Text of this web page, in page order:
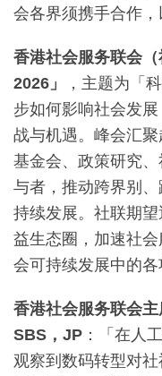
会各界须携手合作，
香港社会服务联会（
2026 」
，主题为「
步如何影响社会发
战与机遇。峰会汇
基金会、政策研究
与者，推动跨界别
持续发展。社联期
益生态圈，加速社
会可持续发展中的各
香港社会服务联会
SBS ， JP ：「在人
观察到数码转型对